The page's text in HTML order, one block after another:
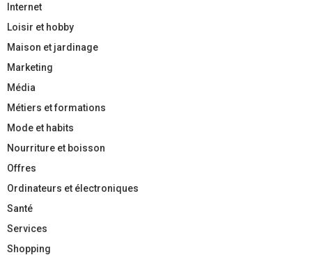
Internet
Loisir et hobby
Maison et jardinage
Marketing
Média
Métiers et formations
Mode et habits
Nourriture et boisson
Offres
Ordinateurs et électroniques
Santé
Services
Shopping